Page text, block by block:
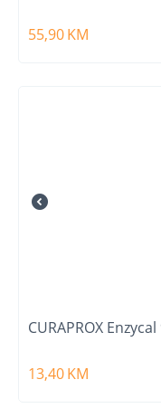
55,90KM
CURAPROX
13,40KM